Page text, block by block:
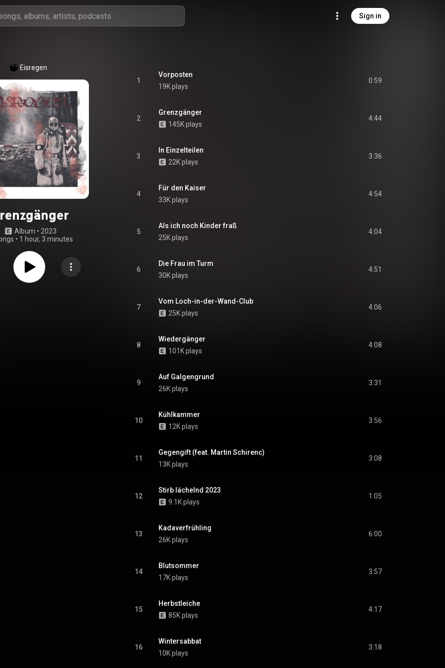
Sign in
Eisregen
Album • 2023
• 1 hour, 3 minutes
1
Vorposten
19K plays
0:59
2
Grenzgänger
145K plays
4:44
3
In Einzelteilen
22K plays
3:36
4
Für den Kaiser
33K plays
4:54
5
Als ich noch Kinder fraß
25K plays
4:04
6
Die Frau im Turm
30K plays
4:51
7
Vom Loch-in-der-Wand-Club
25K plays
4:06
8
Wiedergänger
101K plays
4:08
9
Auf Galgengrund
26K plays
3:31
10
Kühlkammer
12K plays
3:56
11
Gegengift (feat. Martin Schirenc)
13K plays
3:08
12
Stirb lächelnd 2023
9.1K plays
1:05
13
Kadaverfrühling
26K plays
6:00
14
Blutsommer
17K plays
3:57
15
Herbstleiche
85K plays
4:17
16
Wintersabbat
10K plays
3:18